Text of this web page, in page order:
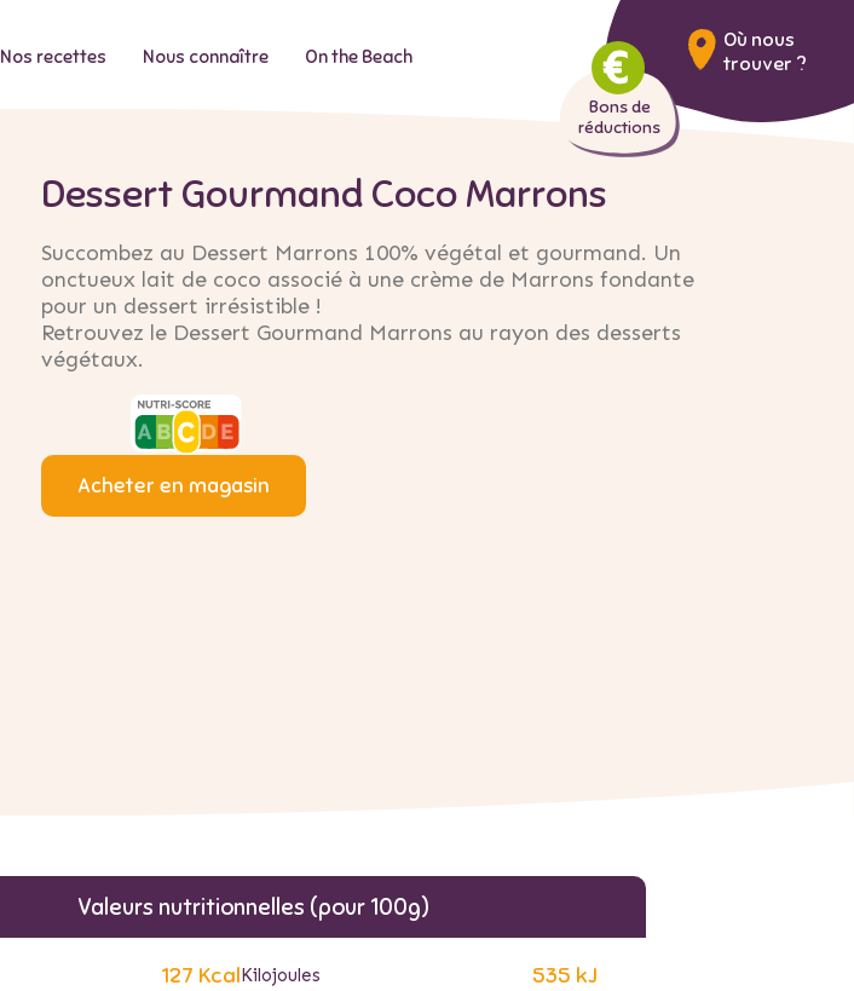
Nos recettes Nous connaître On the Beach
Bons de
réductions
Où nous
trouver ?
Dessert Gourmand Coco Marrons
Succombez au Dessert Marrons 100% végétal et gourmand. Un
onctueux lait de coco associé à une crème de Marrons fondante
pour un dessert irrésistible !
Retrouvez le Dessert Gourmand Marrons au rayon des desserts
végétaux.
Acheter en magasin
Valeurs nutritionnelles (pour 100g)
127 KcalKilojoules 535 kJ